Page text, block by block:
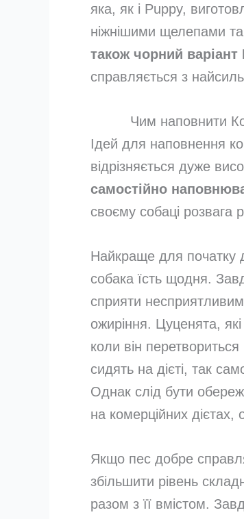
яка, як і Puppy,
ніжнішими щелепами та
також чорний варіант
справляється з
Чим наповнити
Ідей для наповнення
відрізняється дуже
самостійно
своєму собаці розвага
Найкраще для початку
собака їсть щодня.
сприяти
ожиріння. Цуценята,
коли він
сидять на дієті, так
Однак слід бути
на комерційних дієтах,
Якщо пес добре
збільшити рівень
разом з її вмістом.